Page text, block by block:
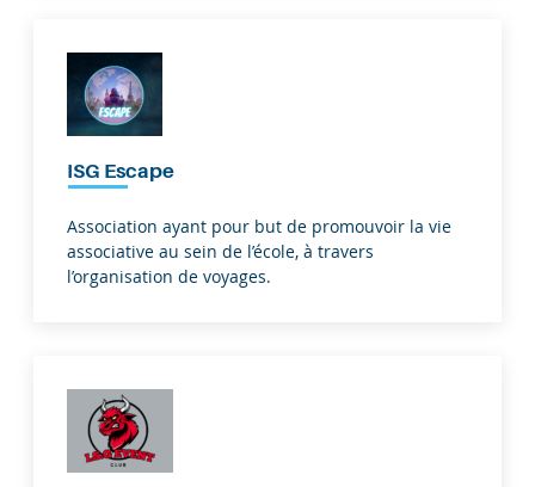
ISG Escape
Association ayant pour but de promouvoir la vie
associative au sein de l’école, à travers
l’organisation de voyages.